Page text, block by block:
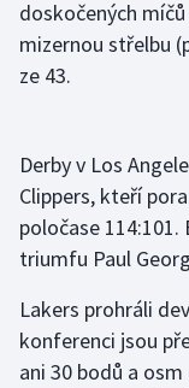
Short track
Sportovní střelba
Triatlon
Veslování
Vodní slalom
Volejbal
doskočených
mizernou střelbu
ze 43.
Derby v Los
Clippers, kteří
poločase
triumfu Paul
Lakers prohráli
konferenci jsou
ani 30 bodů a